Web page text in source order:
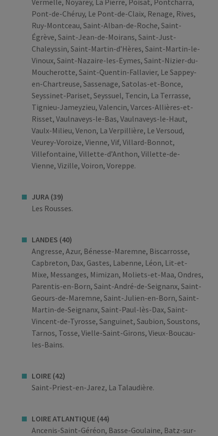
Vermelle, Noyarey, La Pierre, Poisat, Pontcharra,
Pont-de-Chéruy, Le Pont-de-Claix, Renage, Rives,
Ruy-Montceau, Saint-Alban-de-Roche, Saint-
Égrève, Saint-Jean-de-Moirans, Saint-Just-
Chaleyssin, Saint-Martin-d’Hères, Saint-Martin-le-
Vinoux, Saint-Nazaire-les-Eymes, Saint-Nizier-du-
Moucherotte, Saint-Quentin-Fallavier, Le Sappey-
en-Chartreuse, Sassenage, Satolas-et-Bonce,
Seyssinet-Pariset, Seyssuel, Tencin, La Terrasse,
Tignieu-Jameyzieu, Valencin, Varces-Allières-et-
Risset, Vaulnaveys-le-Bas, Vaulnaveys-le-Haut,
Vaulx-Milieu, Venon, La Verpillière, Le Versoud,
Veurey-Voroize, Vienne, Vif, Villard-Bonnot,
Villefontaine, Villette-d’Anthon, Villette-de-
Vienne, Vizille, Voiron, Voreppe.
JURA (39)
Les Rousses.
LANDES (40)
Angresse, Azur, Bénesse-Maremne, Biscarrosse,
Capbreton, Dax, Gastes, Labenne, Léon, Lit-et-
Mixe, Messanges, Mimizan, Moliets-et-Maa, Ondres,
Parentis-en-Born, Saint-André-de-Seignanx, Saint-
Geours-de-Maremne, Saint-Julien-en-Born, Saint-
Martin-de-Seignanx, Saint-Paul-lès-Dax, Saint-
Vincent-de-Tyrosse, Sanguinet, Saubion, Soustons,
Tarnos, Tosse, Vielle-Saint-Girons, Vieux-Boucau-
les-Bains.
LOIRE (42)
Saint-Priest-en-Jarez, La Talaudière.
LOIRE ATLANTIQUE (44)
Ancenis-Saint-Géréon, Basse-Goulaine, Batz-sur-